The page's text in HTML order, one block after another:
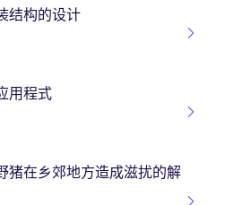
结构的设计
用程式
猪在乡郊地方造成滋扰的解